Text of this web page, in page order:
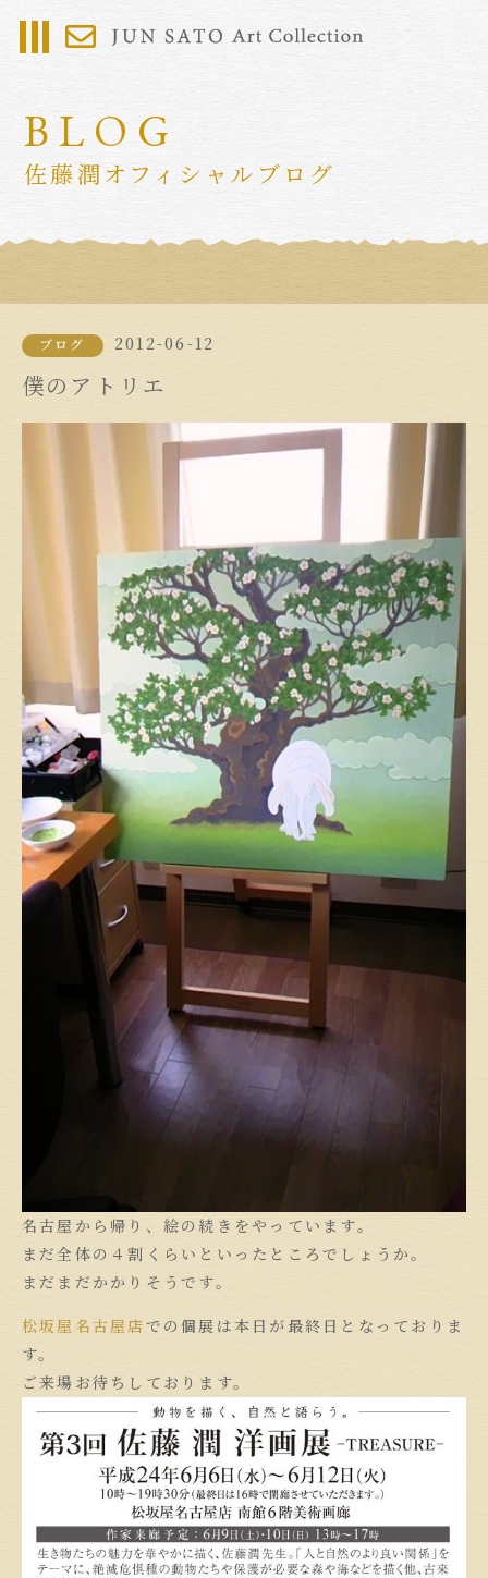
BLOG
佐藤潤オフィシャルブログ
ブログ 2012-06-12
僕のアトリエ
名古屋から帰り、絵の続きをやっています。
まだ全体の４割くらいといったところでしょうか。
まだまだかかりそうです。
松坂屋名古屋店での個展は本日が最終日となっておりま
す。
ご来場お待ちしております。